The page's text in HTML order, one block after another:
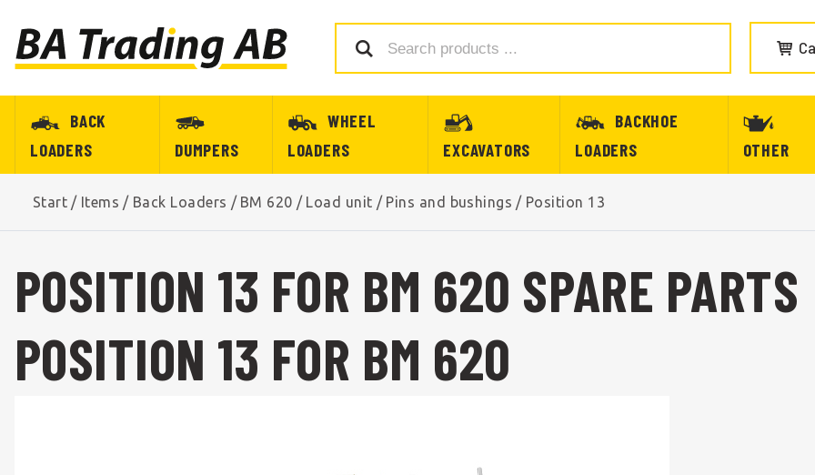
BACK
LOADERS
DUMPERS
WHEEL
LOADERS
EXCAVATORS
BACKHOE
LOADERS
OTHER
Start / Items / Back Loaders / BM 620 / Load unit / Pins and bushings / Position 13
POSITION 13 FOR BM 620 SPARE PARTS
POSITION 13 FOR BM 620